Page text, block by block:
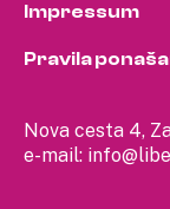
Nova cesta 4,
e-mail:
Impressum
Pravila